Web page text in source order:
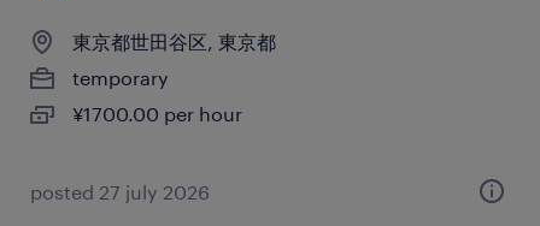
東京都世田谷区, 東京都
temporary
¥1700.00 per hour
posted 27 july 2026